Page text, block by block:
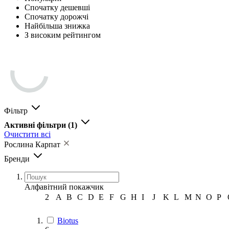
Спочатку дешевші
Спочатку дорожчі
Найбільша знижка
З високим рейтингом
Фільтр
Активні фільтри (1)
Очистити всі
Рослина Карпат
Бренди
Алфавітний покажчик
2
A B C D E F G H I J K L M N O P
Biotus